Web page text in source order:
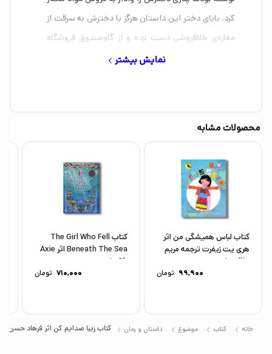
کرد. بابای دختر این داستان هرگز با دخترش به سرقت از
مغازه‌ی طلافروشی دست نزده و از گاوصندوق فروشگاه
خوش‌خواب رویا چیزی ندزدیده.
می‌کند و پدرش به خاطر اختلال روانی در تیمارستان
است و مادرش از او جدا شده و با فرد دیگری ازدواج کرده
در یک روز پاییزی پدرش زنگ می‌زد و از او می‌خواهد
کمکش کند تا از تیمارستان فرار کند این اتفاق روی
می‌دهد و پس از رسیدن به هم تصمیم می‌گیرند تا در
خیابان‌های تهران با هم جشن تولد دونفره بگیرند. شما
هم به این جشن تولد دعوتید.
نمایش بیشتر
محصولات مشابه
کتاب لباس همیشگی من اثر
هری یت زیفرت ترجمه مریم
رزاقی نشر...
99,900 تومان
کتاب The Girl Who Fell
Beneath The Sea اثر Axie
Oh نشر...
710,000 تومان
خانه کتاب موضوع داستان و رمان کتاب زیبا صدایم کن اثر فرهاد حسن